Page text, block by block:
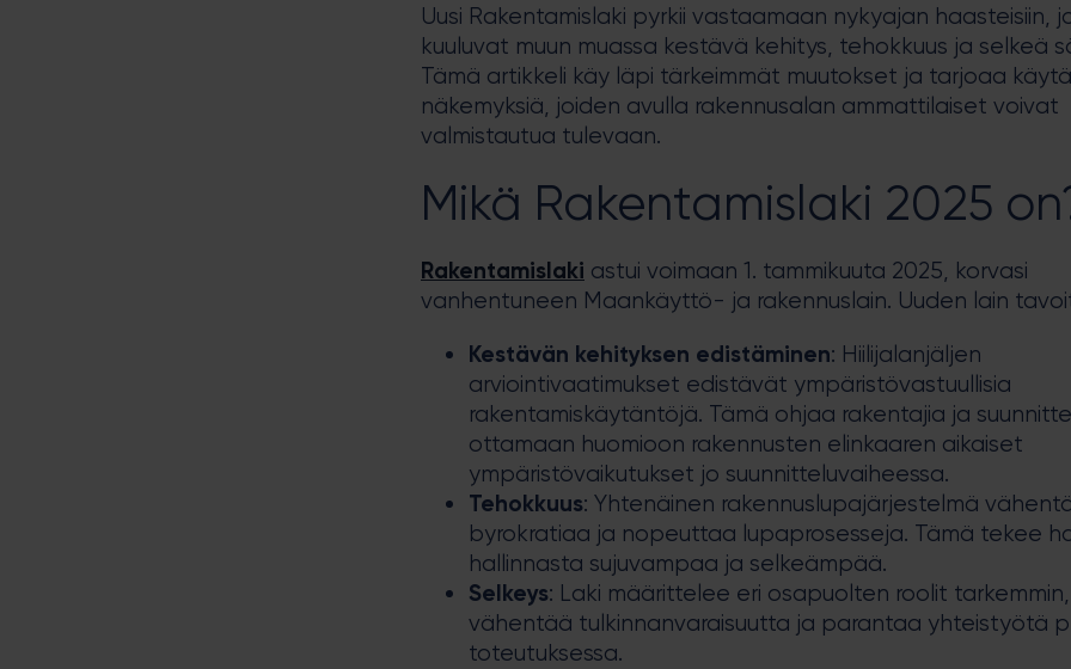
Uusi Rakentamislaki pyrkii vastaamaan nykyajan haasteisiin,
kuuluvat muun muassa kestävä kehitys, tehokkuus ja selkeä
Tämä artikkeli käy läpi tärkeimmät muutokset ja tarjoaa
näkemyksiä, joiden avulla rakennusalan ammattilaiset voivat
valmistautua tulevaan.
Mikä Rakentamislaki 2025
Rakentamislaki astui voimaan 1. tammikuuta 2025, korvasi
vanhentuneen Maankäyttö- ja rakennuslain. Uuden lain
Kestävän kehityksen edistäminen: Hiilijalanjäljen
arviointivaatimukset edistävät ympäristövastuullisia
rakentamiskäytäntöjä. Tämä ohjaa rakentajia ja
ottamaan huomioon rakennusten elinkaaren aikaiset
ympäristövaikutukset jo suunnitteluvaiheessa.
Tehokkuus: Yhtenäinen rakennuslupajärjestelmä
byrokratiaa ja nopeuttaa lupaprosesseja. Tämä tekee
hallinnasta sujuvampaa ja selkeämpää.
Selkeys: Laki määrittelee eri osapuolten roolit
vähentää tulkinnanvaraisuutta ja parantaa yhteistyötä
toteutuksessa.